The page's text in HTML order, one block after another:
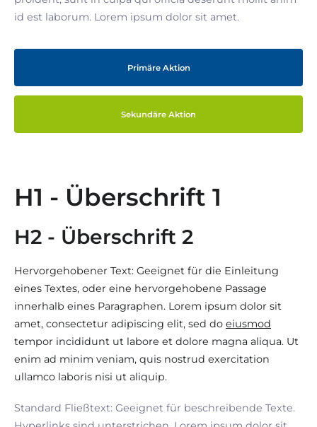
id est laborum. Lorem ipsum dolor sit amet.
Primäre Aktion
Sekundäre Aktion
H1 - Überschrift 1
H2 - Überschrift 2
Hervorgehobener Text: Geeignet für die Einleitung
eines Textes, oder eine hervorgehobene Passage
innerhalb eines Paragraphen. Lorem ipsum dolor sit
amet, consectetur adipiscing elit, sed do eiusmod
tempor incididunt ut labore et dolore magna aliqua. Ut
enim ad minim veniam, quis nostrud exercitation
ullamco laboris nisi ut aliquip.
Standard Fließtext: Geeignet für beschreibende Texte.